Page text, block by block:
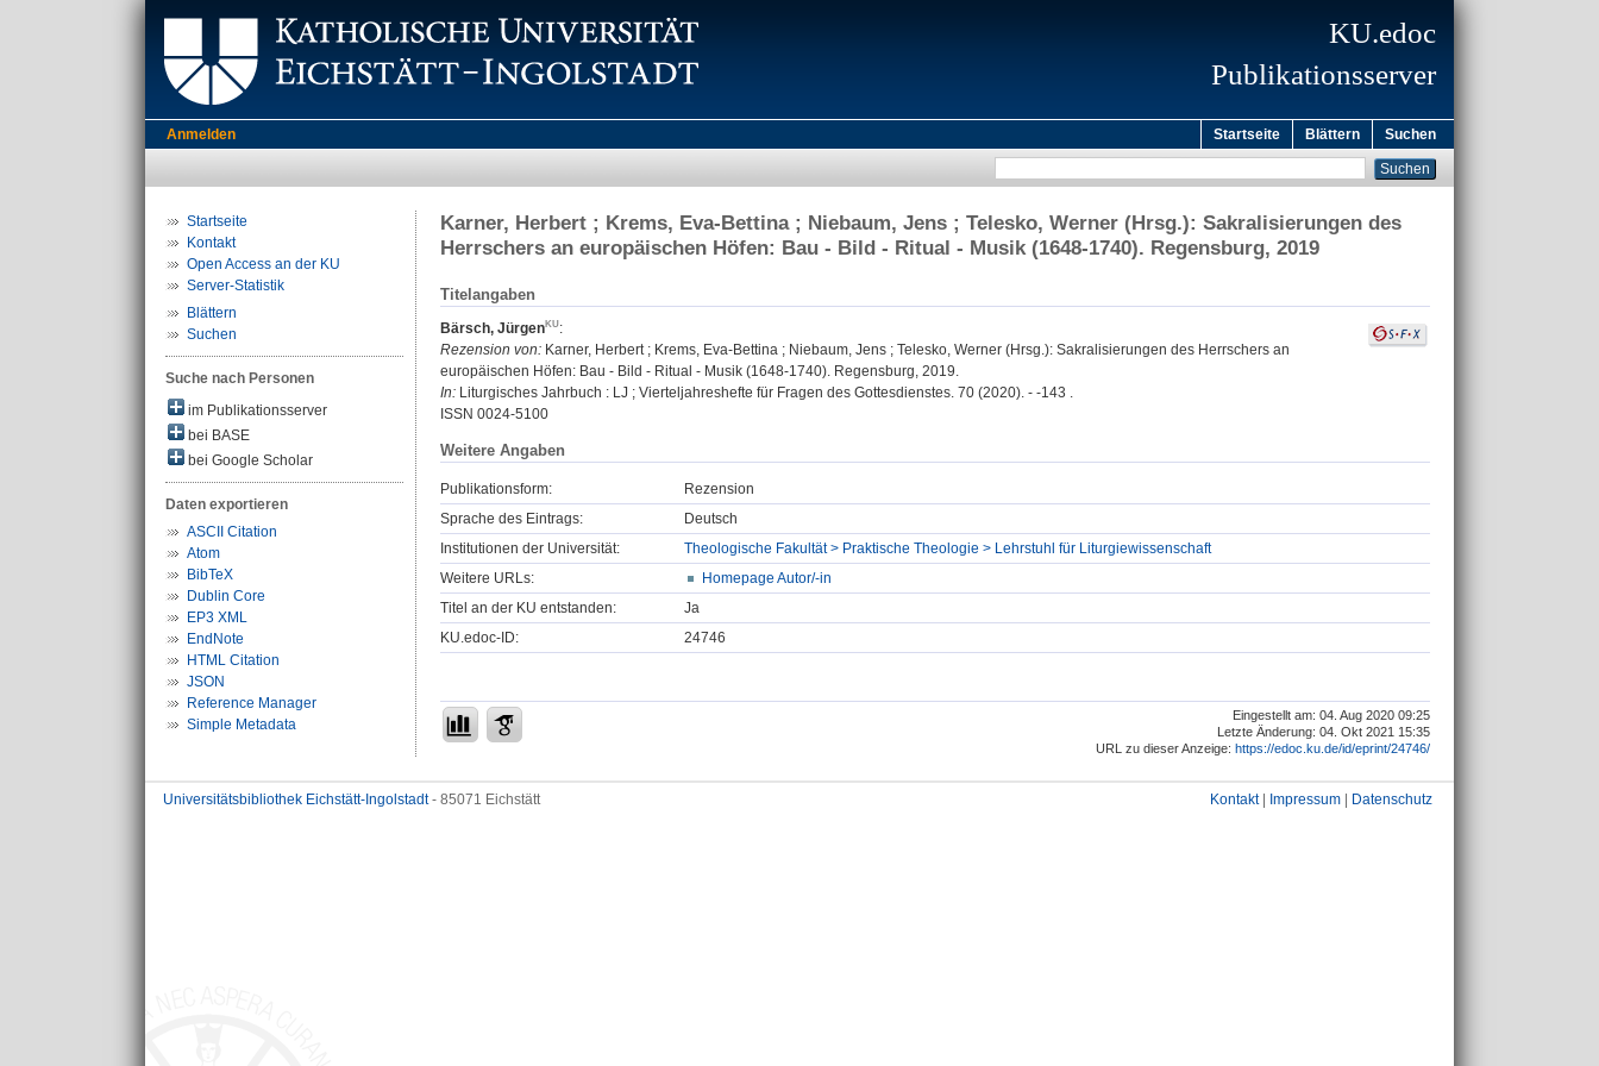
KU.edoc
Publikationsserver
Anmelden Startseite Blättern Suchen
Startseite
Kontakt
Open Access an der KU
Server-Statistik
Blättern
Suchen
Suche nach Personen
im Publikationsserver
bei BASE
bei Google Scholar
Daten exportieren
ASCII Citation
Atom
BibTeX
Dublin Core
EP3 XML
EndNote
HTML Citation
JSON
Reference Manager
Simple Metadata
Karner, Herbert ; Krems, Eva-Bettina ; Niebaum, Jens ; Telesko, Werner (Hrsg.): Sakralisierungen des
Herrschers an europäischen Höfen: Bau - Bild - Ritual - Musik (1648-1740). Regensburg, 2019
Titelangaben
Bärsch, Jürgen
:
Rezension von: Karner, Herbert ; Krems, Eva-Bettina ; Niebaum, Jens ; Telesko, Werner (Hrsg.): Sakralisierungen des Herrschers an
europäischen Höfen: Bau - Bild - Ritual - Musik (1648-1740). Regensburg, 2019.
In: Liturgisches Jahrbuch : LJ ; Vierteljahreshefte für Fragen des Gottesdienstes. 70 (2020). - -143 .
ISSN 0024-5100
Weitere Angaben
Publikationsform:
Rezension
Sprache des Eintrags:
Deutsch
Institutionen der Universität:
Theologische Fakultät > Praktische Theologie > Lehrstuhl für Liturgiewissenschaft
Weitere URLs:
Homepage Autor/-in
Titel an der KU entstanden:
Ja
KU.edoc-ID:
24746
Eingestellt am: 04. Aug 2020 09:25
Letzte Änderung: 04. Okt 2021 15:35
URL zu dieser Anzeige: https://edoc.ku.de/id/eprint/24746/
Universitätsbibliothek Eichstätt-Ingolstadt- 85071 Eichstätt Kontakt| Impressum Datenschutz